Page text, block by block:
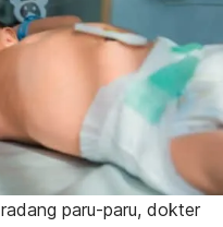
paru-paru, dokter